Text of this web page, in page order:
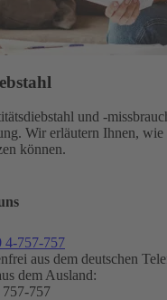
und -
Wir erläutern Ihnen,
können.
4-757-757
aus dem deutschen
dem Ausland:
757